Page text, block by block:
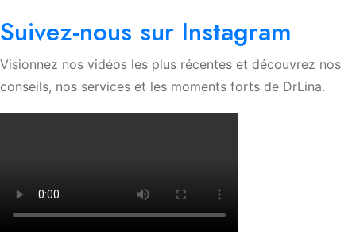
Suivez-nous sur Instagram
Visionnez nos vidéos les plus récentes et découvrez nos
conseils, nos services et les moments forts de DrLina.